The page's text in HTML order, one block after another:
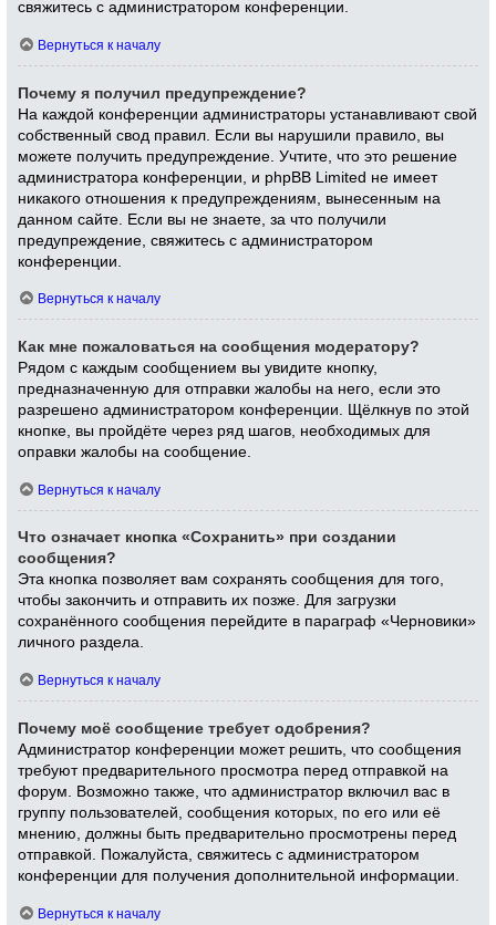
свяжитесь с администратором конференции.
Вернуться к началу
Почему я получил предупреждение?
На каждой конференции администраторы устанавливают свой
собственный свод правил. Если вы нарушили правило, вы
можете получить предупреждение. Учтите, что это решение
администратора конференции, и phpBB Limited не имеет
никакого отношения к предупреждениям, вынесенным на
данном сайте. Если вы не знаете, за что получили
предупреждение, свяжитесь с администратором
конференции.
Вернуться к началу
Как мне пожаловаться на сообщения модератору?
Рядом с каждым сообщением вы увидите кнопку,
предназначенную для отправки жалобы на него, если это
разрешено администратором конференции. Щёлкнув по этой
кнопке, вы пройдёте через ряд шагов, необходимых для
оправки жалобы на сообщение.
Вернуться к началу
Что означает кнопка «Сохранить» при создании
сообщения?
Эта кнопка позволяет вам сохранять сообщения для того,
чтобы закончить и отправить их позже. Для загрузки
сохранённого сообщения перейдите в параграф «Черновики»
личного раздела.
Вернуться к началу
Почему моё сообщение требует одобрения?
Администратор конференции может решить, что сообщения
требуют предварительного просмотра перед отправкой на
форум. Возможно также, что администратор включил вас в
группу пользователей, сообщения которых, по его или её
мнению, должны быть предварительно просмотрены перед
отправкой. Пожалуйста, свяжитесь с администратором
конференции для получения дополнительной информации.
Вернуться к началу